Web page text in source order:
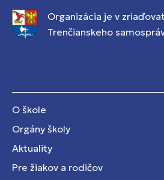
Organizácia je v
Trenčianskeho
O škole
Orgány školy
Aktuality
Pre žiakov a rodičov